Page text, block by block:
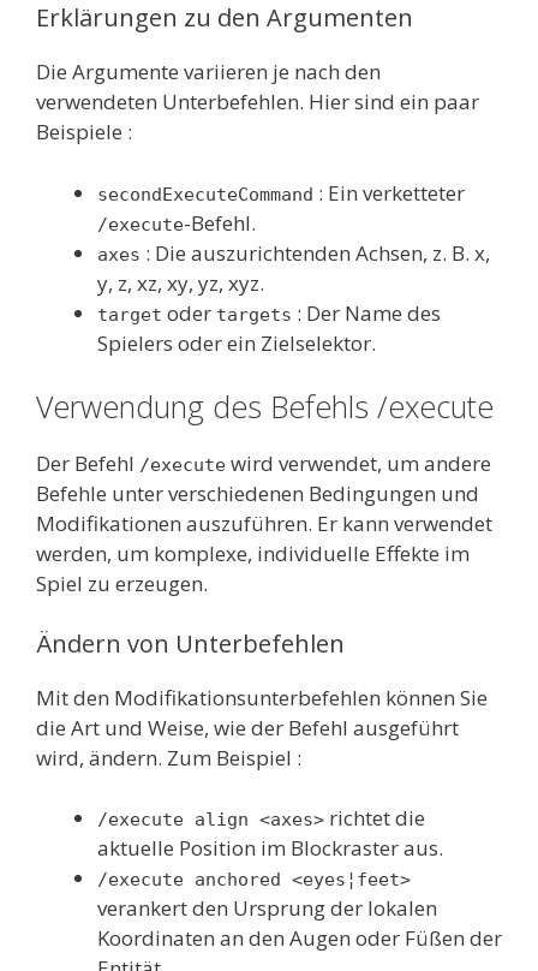
Erklärungen zu den Argumenten
Die Argumente variieren je nach den
verwendeten Unterbefehlen. Hier sind ein paar
Beispiele :
secondExecuteCommand : Ein verketteter
/execute-Befehl.
axes : Die auszurichtenden Achsen, z. B. x,
y, z, xz, xy, yz, xyz.
target oder targets : Der Name des
Spielers oder ein Zielselektor.
Verwendung des Befehls /execute
Der Befehl /execute wird verwendet, um andere
Befehle unter verschiedenen Bedingungen und
Modifikationen auszuführen. Er kann verwendet
werden, um komplexe, individuelle Effekte im
Spiel zu erzeugen.
Ändern von Unterbefehlen
Mit den Modifikationsunterbefehlen können Sie
die Art und Weise, wie der Befehl ausgeführt
wird, ändern. Zum Beispiel :
/execute align <axes> richtet die
aktuelle Position im Blockraster aus.
/execute anchored <eyes¦feet>
verankert den Ursprung der lokalen
Koordinaten an den Augen oder Füßen der